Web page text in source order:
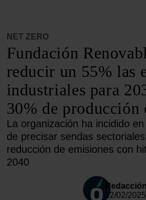
NET ZERO
Fundación
reducir un 55% las
industriales para
30% de producción
La organización ha incidido
de precisar sendas
reducción de emisiones con
2040
Redacción
12/02/2025